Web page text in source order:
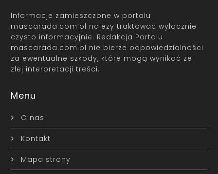
Informacje zamieszczone w portalu
mascarada.com.pl należy traktować wyłącznie
czysto informacyjnie. Redakcja Portalu
mascarada.com.pl nie bierze odpowiedzialności
za ewentualne szkody, które mogą wynikać ze
złej interpretacji treści.
Menu
O nas
Kontakt
Mapa strony